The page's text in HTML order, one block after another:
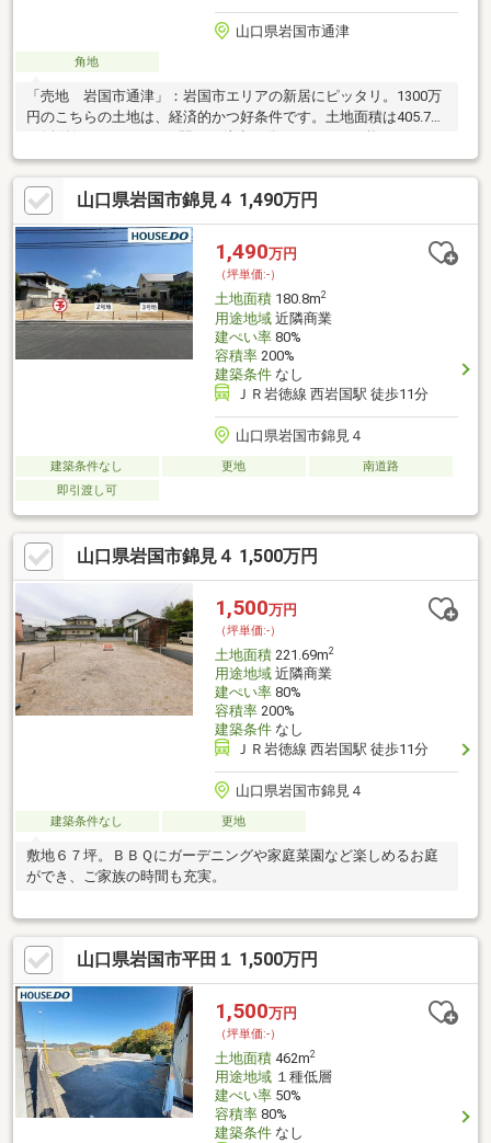
山口県岩国市通津
角地
「売地 岩国市通津」：岩国市エリアの新居にピッタリ。1300万
円のこちらの土地は、経済的かつ好条件です。土地面積は405.73
山口県岩国市錦見４ 1,490万円
1,490万円
（坪単価:-）
土地面積180.8m2
用途地域近隣商業
建ぺい率80%
容積率200%
建築条件なし
ＪＲ岩徳線 西岩国駅 徒歩11分
山口県岩国市錦見４
建築条件なし 更地
南道路
即引渡し可
山口県岩国市錦見４ 1,500万円
1,500万円
（坪単価:-）
土地面積221.69m2
用途地域近隣商業
建ぺい率80%
容積率200%
建築条件なし
ＪＲ岩徳線 西岩国駅 徒歩11分
山口県岩国市錦見４
建築条件なし 更地
敷地６７坪。ＢＢＱにガーデニングや家庭菜園など楽しめるお庭
ができ、ご家族の時間も充実。
山口県岩国市平田１ 1,500万円
1,500万円
（坪単価:-）
土地面積462m2
用途地域１種低層
建ぺい率50%
容積率80%
建築条件なし